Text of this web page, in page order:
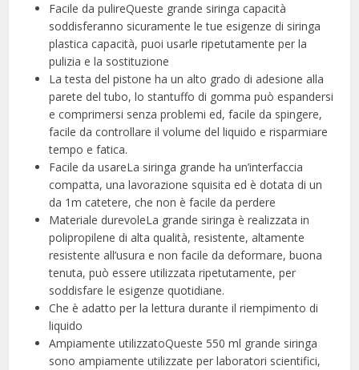
Facile da pulireQueste grande siringa capacità
soddisferanno sicuramente le tue esigenze di siringa
plastica capacità, puoi usarle ripetutamente per la
pulizia e la sostituzione
La testa del pistone ha un alto grado di adesione alla
parete del tubo, lo stantuffo di gomma può espandersi
e comprimersi senza problemi ed, facile da spingere,
facile da controllare il volume del liquido e risparmiare
tempo e fatica.
Facile da usareLa siringa grande ha un’interfaccia
compatta, una lavorazione squisita ed è dotata di un
da 1m catetere, che non è facile da perdere
Materiale durevoleLa grande siringa è realizzata in
polipropilene di alta qualità, resistente, altamente
resistente all’usura e non facile da deformare, buona
tenuta, può essere utilizzata ripetutamente, per
soddisfare le esigenze quotidiane.
Che è adatto per la lettura durante il riempimento di
liquido
Ampiamente utilizzatoQueste 550 ml grande siringa
sono ampiamente utilizzate per laboratori scientifici,